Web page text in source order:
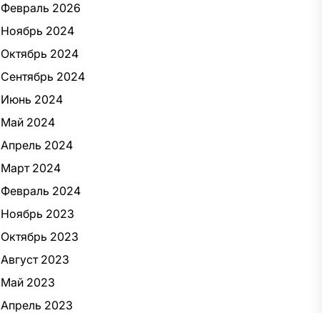
Февраль 2026
Ноябрь 2024
Октябрь 2024
Сентябрь 2024
Июнь 2024
Май 2024
Апрель 2024
Март 2024
Февраль 2024
Ноябрь 2023
Октябрь 2023
Август 2023
Май 2023
Апрель 2023